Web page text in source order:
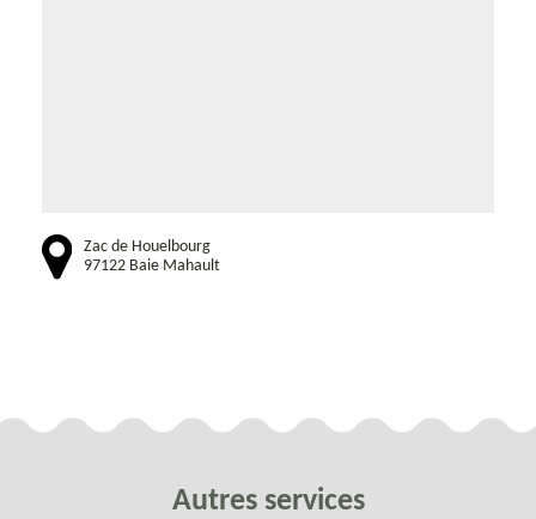
Zac de Houelbourg
97122 Baie Mahault
Autres services